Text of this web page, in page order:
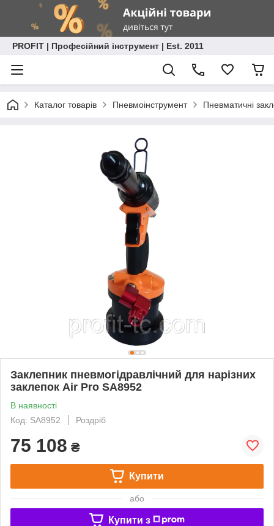
PROFIT | Професійний інструмент | Est. 2011
Каталог товарів Пневмоінструмент Пневматичні
Заклепник пневмогідравлічний для нарізних
заклепок Air Pro SA8952
В наявності
Код: SA8952
Роздріб
75 108 ₴
Купити
або
Купити з